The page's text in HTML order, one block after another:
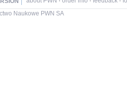
Naukowe PWN SA